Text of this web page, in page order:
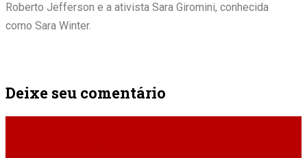
Roberto Jefferson e a ativista Sara Giromini, conhecida
como Sara Winter.
Deixe seu comentário